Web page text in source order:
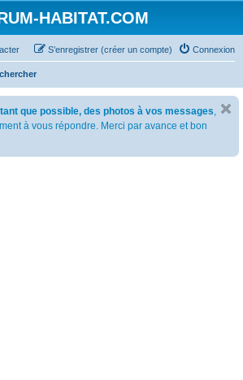
HABITAT.COM
Connexion
S’enregistrer (créer un compte)
que possible, des photos à vos messages,
à vous répondre. Merci par avance et bon